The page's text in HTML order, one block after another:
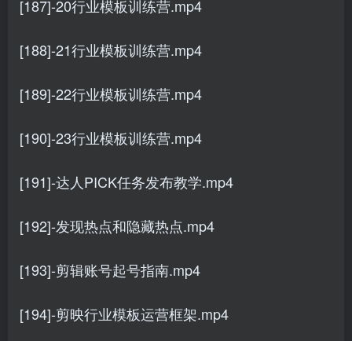
[187]-20行业模板训练营.mp4
[188]-21行业模板训练营.mp4
[189]-22行业模板训练营.mp4
[190]-23行业模板训练营.mp4
[191]-达人PICK任务发布教学.mp4
[192]-发现热点和隐藏热点.mp4
[193]-剪辑账号起号指南.mp4
[194]-剪映行业模板运营框架.mp4